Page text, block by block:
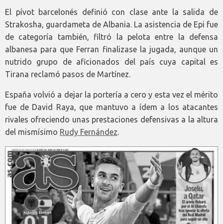
El pívot barcelonés definió con clase ante la salida de
Strakosha, guardameta de Albania. La asistencia de Epi fue
de categoría también, filtró la pelota entre la defensa
albanesa para que Ferran finalizase la jugada, aunque un
nutrido grupo de aficionados del país cuya capital es
Tirana reclamó pasos de Martínez.
España volvió a dejar la portería a cero y esta vez el mérito
fue de David Raya, que mantuvo a ídem a los atacantes
rivales ofreciendo unas prestaciones defensivas a la altura
del mismísimo Rudy Fernández